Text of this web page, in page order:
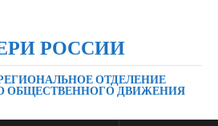
РОССИИ
ОТДЕЛЕНИЕ
ОБЩЕСТВЕННОГО ДВИЖЕНИЯ